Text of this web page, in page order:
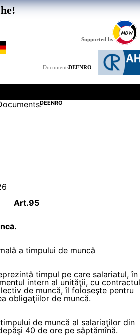
Supported by
Documents:DEENRO
DEENRO
Art.95
a timpului de muncă
timpul pe care salariatul, în
intern al unităţii, cu contractul
de muncă, îl foloseşte pentru
obligaţiilor de muncă.
de muncă al salariaţilor din
40 de ore pe săptămînă.